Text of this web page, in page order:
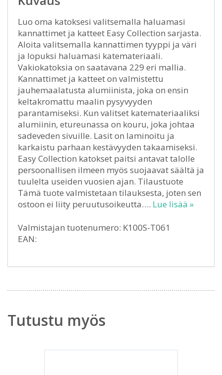
Luo oma katoksesi valitsemalla haluamasi
kannattimet ja katteet Easy Collection sarjasta.
Aloita valitsemalla kannattimen tyyppi ja väri
ja lopuksi haluamasi katemateriaali.
Vakiokatoksia on saatavana 229 eri mallia.
Kannattimet ja katteet on valmistettu
jauhemaalatusta alumiinista, joka on ensin
keltakromattu maalin pysyvyyden
parantamiseksi. Kun valitset katemateriaaliksi
alumiinin, etureunassa on kouru, joka johtaa
sadeveden sivuille. Lasit on laminoitu ja
karkaistu parhaan kestävyyden takaamiseksi.
Easy Collection katokset paitsi antavat talolle
persoonallisen ilmeen myös suojaavat säältä ja
tuulelta useiden vuosien ajan. Tilaustuote
Tämä tuote valmistetaan tilauksesta, joten sen
ostoon ei liity peruutusoikeutta…. Lue lisää »
Valmistajan tuotenumero: K100S-T061
EAN:
Tutustu myös